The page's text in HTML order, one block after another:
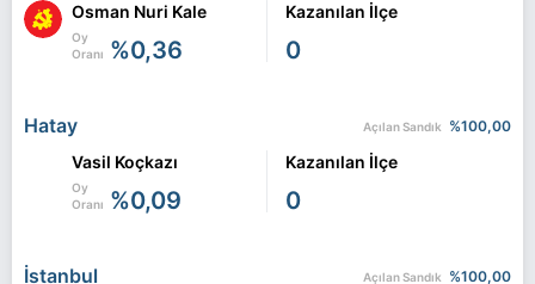
Osman Nuri Kale
Oy
Oranı %0,36
Kazanılan İlçe
0
Hatay Açılan Sandık %100,00
Vasil Koçkazı
Oy
Oranı %0,09
Kazanılan İlçe
0
İstanbul Açılan Sandık %100,00